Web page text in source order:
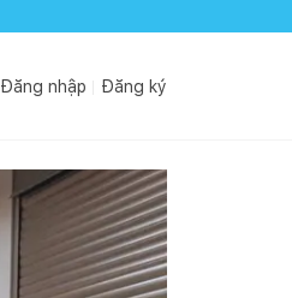
Đăng nhập Đăng ký